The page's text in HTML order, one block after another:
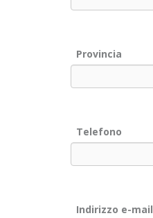
Provincia
Telefono
Indirizzo e-mail